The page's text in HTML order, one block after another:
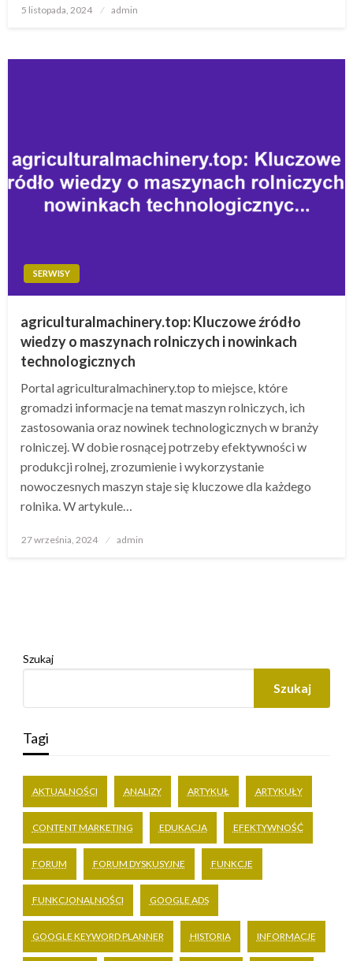
Opublikowane
5 listopada, 2024 admin
SERWISY
agriculturalmachinery.top: Kluczowe źródło
wiedzy o maszynach rolniczych i nowinkach
technologicznych
Portal agriculturalmachinery.top to miejsce, które
gromadzi informacje na temat maszyn rolniczych, ich
zastosowania oraz nowinek technologicznych w branży
rolniczej. W dobie rosnącej potrzeby efektywności w
produkcji rolnej, zrozumienie i wykorzystanie
nowoczesnych maszyn staje się kluczowe dla każdego
rolnika. W artykule…
Opublikowane
27 września, 2024 admin
Szukaj
Szukaj
Tagi
AKTUALNOŚCI ANALIZY ARTYKUŁ ARTYKUŁY
CONTENT MARKETING EDUKACJA EFEKTYWNOŚĆ
FORUM FORUM DYSKUSYJNE FUNKCJE
FUNKCJONALNOŚCI GOOGLE ADS
GOOGLE KEYWORD PLANNER HISTORIA INFORMACJE